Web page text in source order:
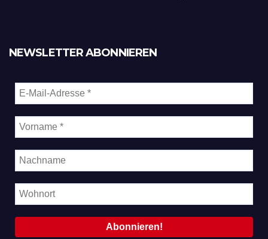
NEWSLETTER ABONNIEREN